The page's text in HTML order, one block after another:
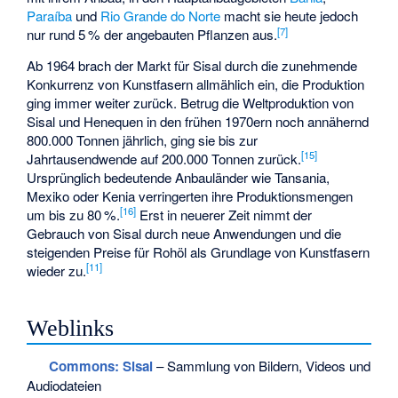
Paraíba und Rio Grande do Norte macht sie heute jedoch
nur rund 5 % der angebauten Pflanzen aus.[7]
Ab 1964 brach der Markt für Sisal durch die zunehmende
Konkurrenz von Kunstfasern allmählich ein, die Produktion
ging immer weiter zurück. Betrug die Weltproduktion von
Sisal und Henequen in den frühen 1970ern noch annähernd
800.000 Tonnen jährlich, ging sie bis zur
Jahrtausendwende auf 200.000 Tonnen zurück.[15]
Ursprünglich bedeutende Anbauländer wie Tansania,
Mexiko oder Kenia verringerten ihre Produktionsmengen
um bis zu 80 %.[16] Erst in neuerer Zeit nimmt der
Gebrauch von Sisal durch neue Anwendungen und die
steigenden Preise für Rohöl als Grundlage von Kunstfasern
wieder zu.[11]
Weblinks
Commons: Sisal– Sammlung von Bildern, Videos und
Audiodateien